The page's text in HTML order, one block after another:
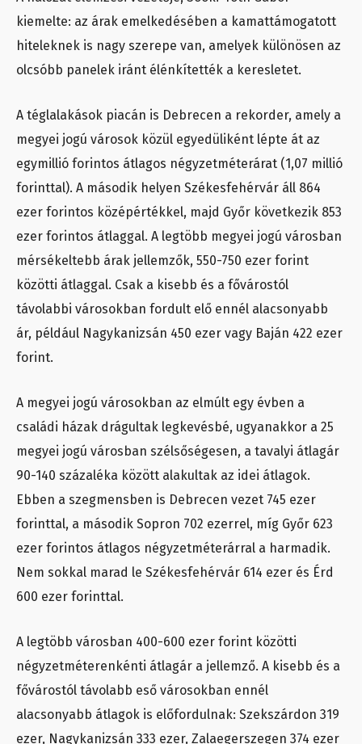
kiemelte: az árak emelkedésében a kamattámogatott
hiteleknek is nagy szerepe van, amelyek különösen az
olcsóbb panelek iránt élénkítették a keresletet.
A téglalakások piacán is Debrecen a rekorder, amely a
megyei jogú városok közül egyedüliként lépte át az
egymillió forintos átlagos négyzetméterárat (1,07 millió
forinttal). A második helyen Székesfehérvár áll 864
ezer forintos középértékkel, majd Győr következik 853
ezer forintos átlaggal. A legtöbb megyei jogú városban
mérsékeltebb árak jellemzők, 550-750 ezer forint
közötti átlaggal. Csak a kisebb és a fővárostól
távolabbi városokban fordult elő ennél alacsonyabb
ár, például Nagykanizsán 450 ezer vagy Baján 422 ezer
forint.
A megyei jogú városokban az elmúlt egy évben a
családi házak drágultak legkevésbé, ugyanakkor a 25
megyei jogú városban szélsőségesen, a tavalyi átlagár
90-140 százaléka között alakultak az idei átlagok.
Ebben a szegmensben is Debrecen vezet 745 ezer
forinttal, a második Sopron 702 ezerrel, míg Győr 623
ezer forintos átlagos négyzetméterárral a harmadik.
Nem sokkal marad le Székesfehérvár 614 ezer és Érd
600 ezer forinttal.
A legtöbb városban 400-600 ezer forint közötti
négyzetméterenkénti átlagár a jellemző. A kisebb és a
fővárostól távolabb eső városokban ennél
alacsonyabb átlagok is előfordulnak: Szekszárdon 319
ezer, Nagykanizsán 333 ezer, Zalaegerszegen 374 ezer